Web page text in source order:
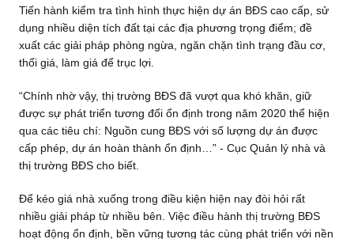
Tiến hành kiểm tra tình hình thực hiện dự án BĐS cao cấp, sử
dụng nhiều diện tích đất tại các địa phương trọng điểm; đề
xuất các giải pháp phòng ngừa, ngăn chặn tình trạng đầu cơ,
thổi giá, làm giá để trục lợi.
“Chính nhờ vậy, thị trường BĐS đã vượt qua khó khăn, giữ
được sự phát triển tương đối ổn định trong năm 2020 thể hiện
qua các tiêu chí: Nguồn cung BĐS với số lượng dự án được
cấp phép, dự án hoàn thành ổn định…” - Cục Quản lý nhà và
thị trường BĐS cho biết.
Để kéo giá nhà xuống trong điều kiện hiện nay đòi hỏi rất
nhiều giải pháp từ nhiều bên. Việc điều hành thị trường BĐS
hoạt động ổn định, bền vững tương tác cùng phát triển với nền